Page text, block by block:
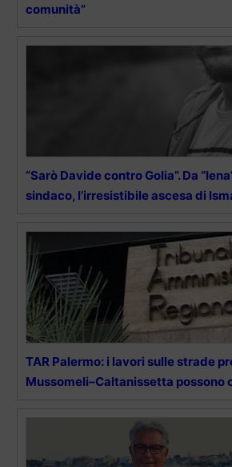
comunità”
“Sarò Davide contro Golia”. Da
sindaco, l’irresistibile ascesa di
TAR Palermo: i lavori sulle strade
Mussomeli–Caltanissetta possono